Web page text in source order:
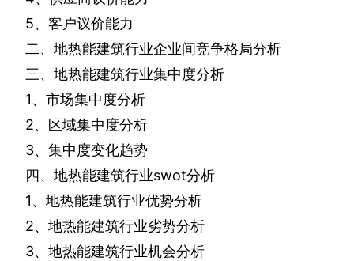
5、客户议价能力
二、地热能建筑行业企业间竞争格局分析
三、地热能建筑行业集中度分析
1、市场集中度分析
2、区域集中度分析
3、集中度变化趋势
四、地热能建筑行业swot分析
1、地热能建筑行业优势分析
2、地热能建筑行业劣势分析
3、地热能建筑行业机会分析